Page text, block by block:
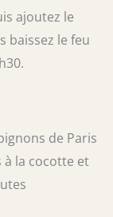
ajoutez le
baissez le feu
de Paris
à la cocotte et